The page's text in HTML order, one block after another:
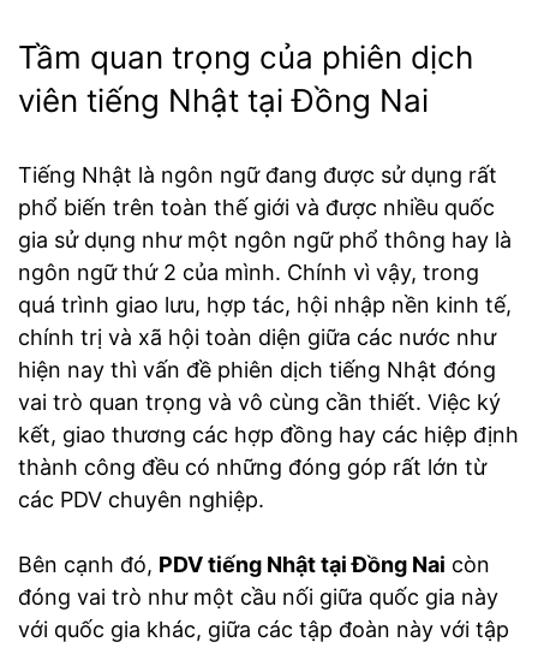
Tầm quan trọng của phiên dịch
viên tiếng Nhật tại Đồng Nai
Tiếng Nhật là ngôn ngữ đang được sử dụng rất
phổ biến trên toàn thế giới và được nhiều quốc
gia sử dụng như một ngôn ngữ phổ thông hay là
ngôn ngữ thứ 2 của mình. Chính vì vậy, trong
quá trình giao lưu, hợp tác, hội nhập nền kinh tế,
chính trị và xã hội toàn diện giữa các nước như
hiện nay thì vấn đề phiên dịch tiếng Nhật đóng
vai trò quan trọng và vô cùng cần thiết. Việc ký
kết, giao thương các hợp đồng hay các hiệp định
thành công đều có những đóng góp rất lớn từ
các PDV chuyên nghiệp.
Bên cạnh đó, PDV tiếng Nhật tại Đồng Nai còn
đóng vai trò như một cầu nối giữa quốc gia này
với quốc gia khác, giữa các tập đoàn này với tập